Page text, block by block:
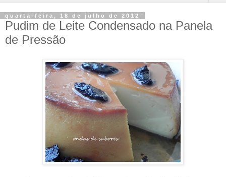
quarta-feira, 18 de julho de 2012
Pudim de Leite Condensado na Panela
de Pressão